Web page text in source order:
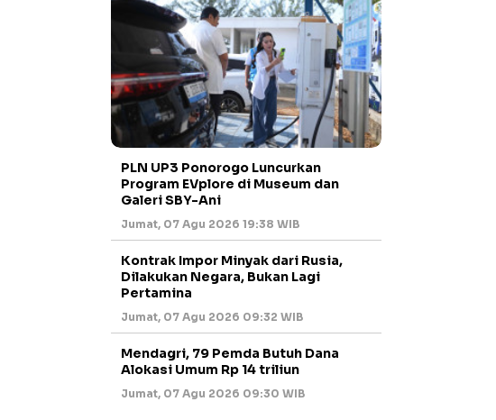
PLN UP3 Ponorogo Luncurkan
Program EVplore di Museum dan
Galeri SBY-Ani
Jumat, 07 Agu 2026 19:38 WIB
Kontrak Impor Minyak dari Rusia,
Dilakukan Negara, Bukan Lagi
Pertamina
Jumat, 07 Agu 2026 09:32 WIB
Mendagri, 79 Pemda Butuh Dana
Alokasi Umum Rp 14 triliun
Jumat, 07 Agu 2026 09:30 WIB